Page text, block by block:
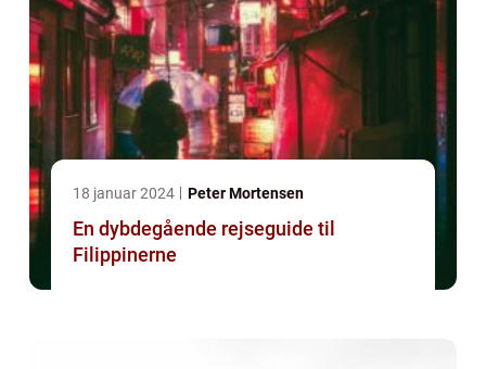
18 januar 2024 Peter Mortensen
En dybdegående rejseguide til
Filippinerne